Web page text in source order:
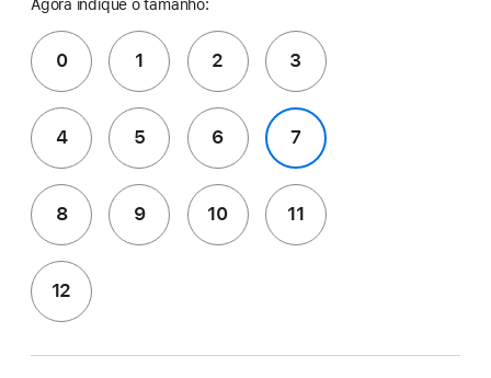
Agora indique o tamanho:
0 1 2 3
4 5 6 7
8 9 10 11
12